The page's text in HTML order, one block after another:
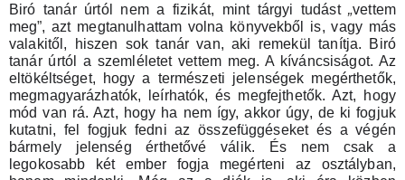
Biró tanár úrtól nem a fizikát, mint tárgyi tudást„vettem
meg”, azt megtanulhattam volna könyvekből is, vagy más
valakitől, hiszen sok tanár van, aki remekül tanítja. Biró
tanár úrtól a szemléletet vettem meg. A kíváncsiságot. Az
eltökéltséget, hogy a természeti jelenségek megérthetők,
megmagyarázhatók, leírhatók, és megfejthetők. Azt, hogy
mód van rá. Azt, hogy ha nem így, akkor úgy, de ki fogjuk
kutatni, fel fogjuk fedni az összefüggéseket és a végén
bármely jelenség érthetővé válik. És nem csak a
legokosabb két ember fogja megérteni az osztályban,